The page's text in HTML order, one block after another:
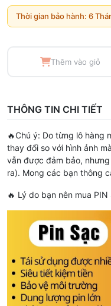
Thời gian bảo hành: 6
Thêm vào giỏ
THÔNG TIN CHI TIẾT
🔥Chú ý: Do từng lô hàng
thay đổi so với hình ảnh
vẫn được đảm bảo,
ra). Mong các bạn thông
🔥 Lý do bạn nên mua